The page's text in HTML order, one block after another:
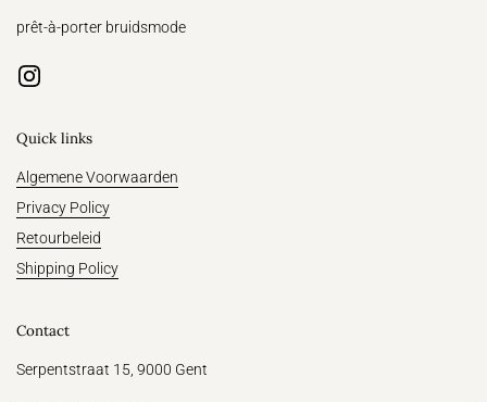
prêt-à-porter bruidsmode
Instagram
Quick links
Algemene Voorwaarden
Privacy Policy
Retourbeleid
Shipping Policy
Contact
Serpentstraat 15, 9000 Gent